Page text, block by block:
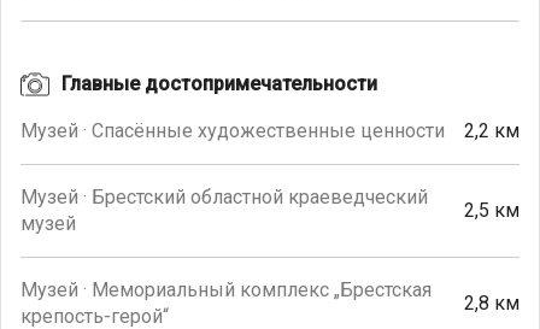
Главные достопримечательности
Музей · Спасённые художественные ценности 2,2 км
Музей · Брестский областной краеведческий
музей
2,5 км
Музей · Мемориальный комплекс „Брестская
крепость-герой“
2,8 км